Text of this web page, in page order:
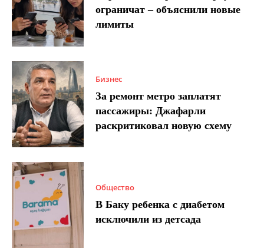
ограничат – объяснили новые
лимиты
Бизнес
За ремонт метро заплатят
пассажиры: Джафарли
раскритиковал новую схему
Общество
В Баку ребенка с диабетом
исключили из детсада